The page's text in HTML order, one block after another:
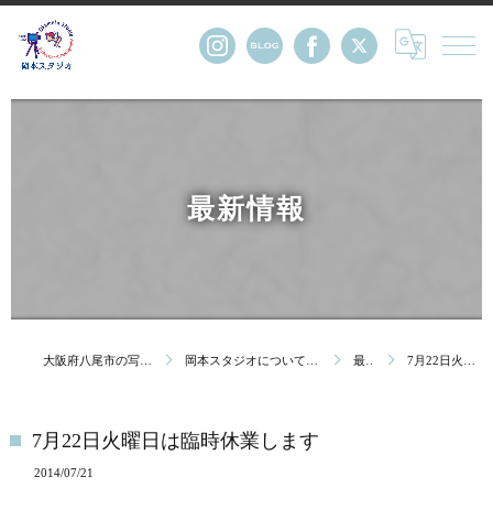
最新情報
大阪府八尾市の写真館・株式会社岡本スタジオ 岡本スタジオについて｜創業123年 大阪府八尾市の写真館 最新情報 7月22日火曜日は臨時休業します
7月22日火曜日は臨時休業します
2014/07/21